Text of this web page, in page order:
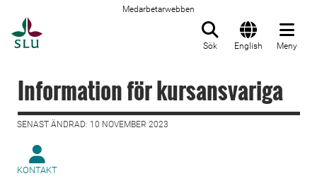
Medarbetarwebben
Sök English Meny
Information för kursansvariga
SENAST ÄNDRAD: 10 NOVEMBER 2023
KONTAKT